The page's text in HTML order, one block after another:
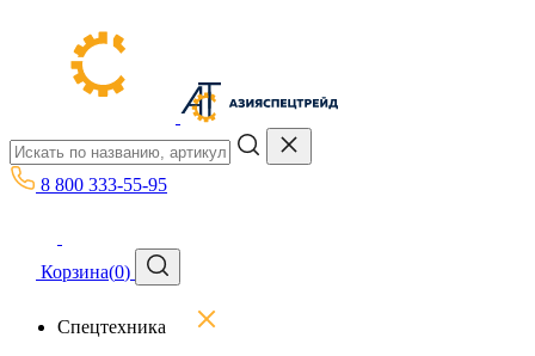
8 800 333-55-95
Корзина(0)
Спецтехника